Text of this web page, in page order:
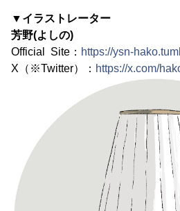
▼イラストレーター
芳野(よしの)
Official Site： https://ysn-
X（※Twitter）： https://x.com/